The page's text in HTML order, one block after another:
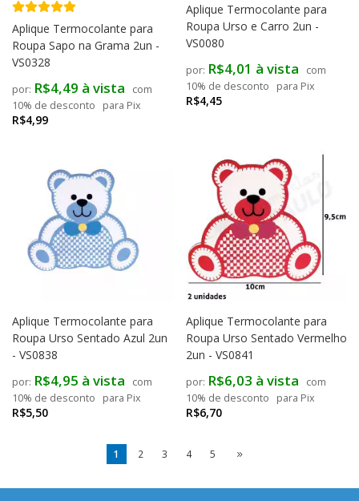
Aplique Termocolante para
Roupa Sapo na Grama 2un -
VS0328
R$4,99
R$4,49 à vista
com
10% de desconto
para Pix
Aplique Termocolante para
Roupa Urso e Carro 2un -
VS0080
R$4,45
R$4,01 à vista
com
10% de desconto
para Pix
Aplique Termocolante para
Roupa Urso Sentado Azul 2un
- VS0838
R$5,50
R$4,95 à vista
com
10% de desconto
para Pix
Aplique Termocolante para
Roupa Urso Sentado Vermelho
2un - VS0841
R$6,70
R$6,03 à vista
com
10% de desconto
para Pix
1 2 3 4 5